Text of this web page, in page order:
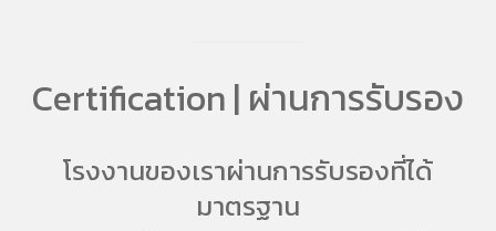
Certification | ผ่านการรับรอง
โรงงานของเราผ่านการรับรองที่ได้
มาตรฐาน